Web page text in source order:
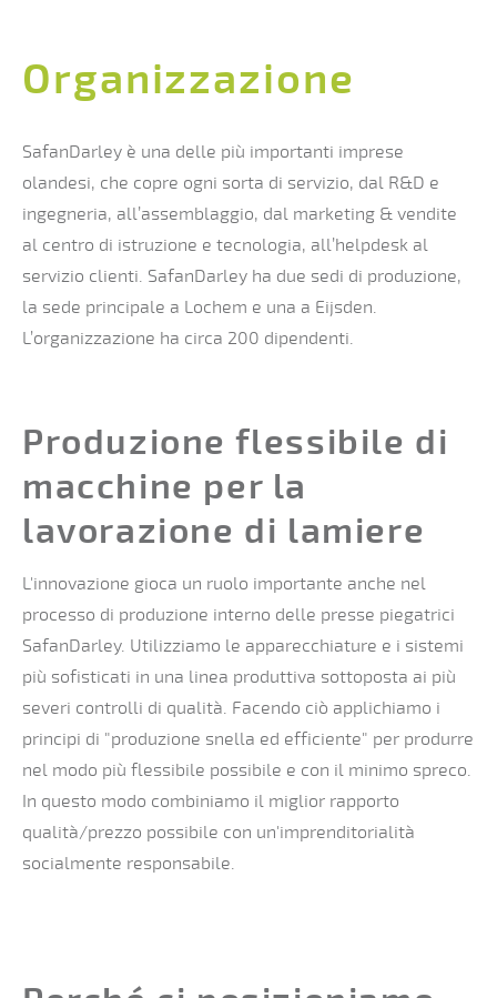
Organizzazione
SafanDarley è una delle più importanti imprese
olandesi, che copre ogni sorta di servizio, dal R&D e
ingegneria, all’assemblaggio, dal marketing & vendite
al centro di istruzione e tecnologia, all’helpdesk al
servizio clienti. SafanDarley ha due sedi di produzione,
la sede principale a Lochem e una a Eijsden.
L’organizzazione ha circa 200 dipendenti.
Produzione flessibile di
macchine per la
lavorazione di lamiere
L'innovazione gioca un ruolo importante anche nel
processo di produzione interno delle presse piegatrici
SafanDarley. Utilizziamo le apparecchiature e i sistemi
più sofisticati in una linea produttiva sottoposta ai più
severi controlli di qualità. Facendo ciò applichiamo i
principi di "produzione snella ed efficiente" per produrre
nel modo più flessibile possibile e con il minimo spreco.
In questo modo combiniamo il miglior rapporto
qualità/prezzo possibile con un'imprenditorialità
socialmente responsabile.